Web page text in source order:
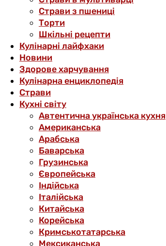
Страви з пшениці
Торти
Шкільні рецепти
Кулінарні лайфхаки
Новини
Здорове харчування
Кулінарна енциклопедія
Страви
Кухні світу
Автентична українська кухня
Американська
Арабська
Баварська
Грузинська
Європейська
Індійська
Італійська
Китайська
Корейська
Кримськотатарська
Мексиканська